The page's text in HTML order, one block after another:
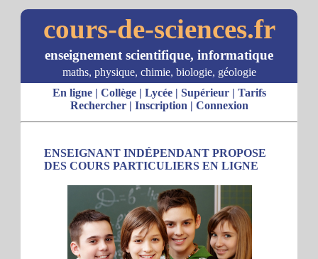
cours-de-sciences.fr
enseignement scientifique, informatique
maths, physique, chimie, biologie, géologie
En ligne| Collège| Lycée| Supérieur| Tarifs
Rechercher| Inscription | Connexion
ENSEIGNANT INDÉPENDANT PROPOSE
DES COURS PARTICULIERS EN LIGNE